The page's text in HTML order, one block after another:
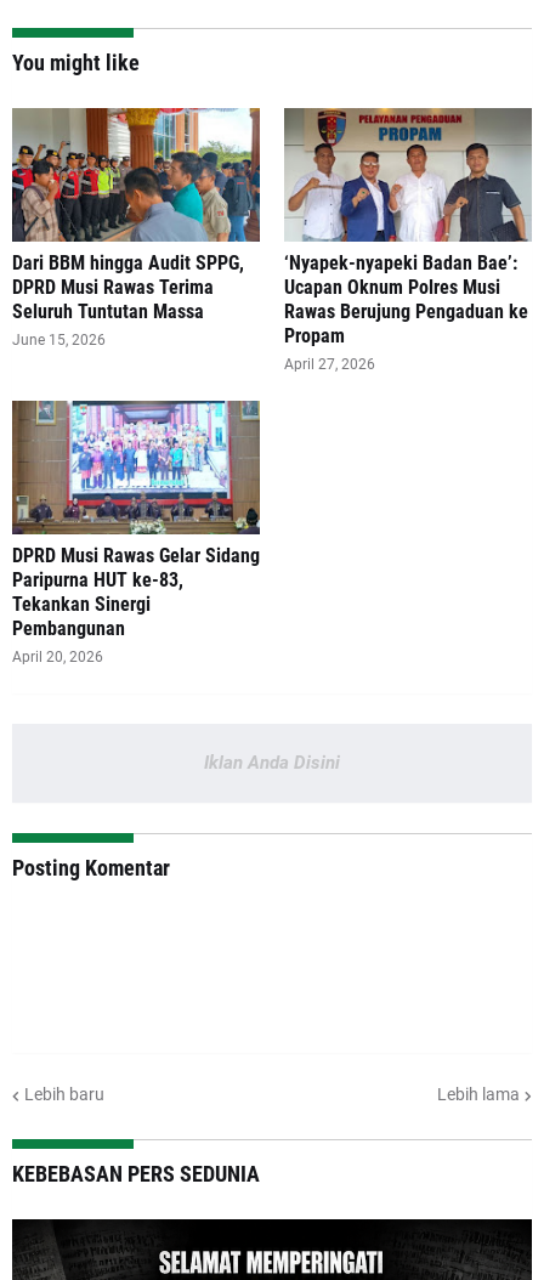
You might like
Dari BBM hingga Audit SPPG,
DPRD Musi Rawas Terima
Seluruh Tuntutan Massa
June 15, 2026
‘Nyapek-nyapeki Badan Bae’:
Ucapan Oknum Polres Musi
Rawas Berujung Pengaduan ke
Propam
April 27, 2026
DPRD Musi Rawas Gelar Sidang
Paripurna HUT ke-83,
Tekankan Sinergi
Pembangunan
April 20, 2026
Iklan Anda Disini
Posting Komentar
Lebih baru Lebih lama
KEBEBASAN PERS SEDUNIA